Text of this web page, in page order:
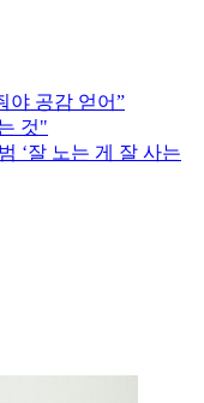
야 공감 얻어”
것"
‘잘 노는 게 잘 사는